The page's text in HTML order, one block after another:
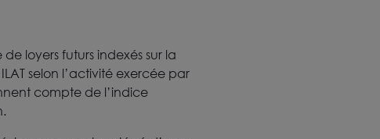
loyers futurs indexés sur la
selon l’activité exercée par
compte de l’indice